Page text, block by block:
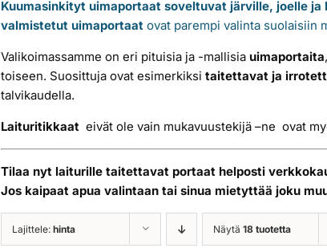
Kuumasinkityt uimaportaat soveltuvat järville, joelle ja
valmistetut uimaportaat ovat parempi valinta suolaisiin
Valikoimassamme on eri pituisia ja -mallisia uimaportaita
toiseen. Suosittuja ovat esimerkiksi taitettavat ja
talvikaudella.
Laituritikkaat eivät ole vain mukavuustekijä –ne ovat
Tilaa nyt laiturille taitettavat portaat helposti
Jos kaipaat apua valintaan tai sinua mietyttää joku
Lajittele: hinta Näytä 18 tuotetta